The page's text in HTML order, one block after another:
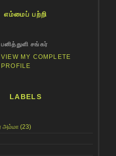
எம்மைப் பற்றி
பனித்துளி சங்கர்
VIEW MY COMPLETE
PROFILE
LABELS
அம்மா (23)